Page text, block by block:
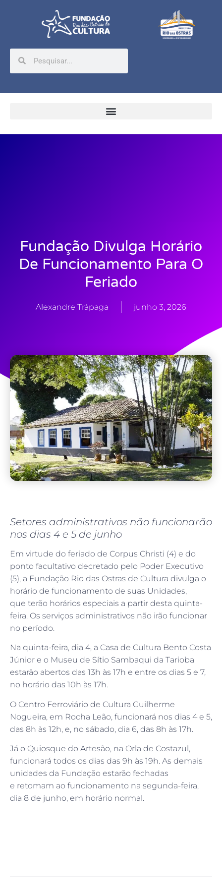
Fundação Divulga Horário
De Funcionamento Para O
Feriado
Alexandre Trápaga junho 3, 2026
Setores administrativos não funcionarão
nos dias 4 e 5 de junho
Em virtude do feriado de Corpus Christi (4) e do
ponto facultativo decretado pelo Poder Executivo
(5), a Fundação Rio das Ostras de Cultura divulga o
horário de funcionamento de suas Unidades,
que terão horários especiais a partir desta quinta-
feira. Os serviços administrativos não irão funcionar
no período.
Na quinta-feira, dia 4, a Casa de Cultura Bento Costa
Júnior e o Museu de Sítio Sambaqui da Tarioba
estarão abertos das 13h às 17h e entre os dias 5 e 7,
no horário das 10h às 17h.
O Centro Ferroviário de Cultura Guilherme
Nogueira, em Rocha Leão, funcionará nos dias 4 e 5,
das 8h às 12h, e, no sábado, dia 6, das 8h às 17h.
Já o Quiosque do Artesão, na Orla de Costazul,
funcionará todos os dias das 9h às 19h. As demais
unidades da Fundação estarão fechadas
e retomam ao funcionamento na segunda-feira,
dia 8 de junho, em horário normal.